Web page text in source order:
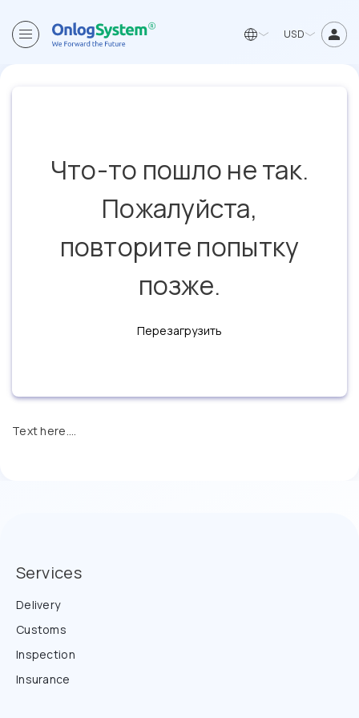
USD
Что-то пошло не так.
Пожалуйста,
повторите попытку
позже.
Перезагрузить
Text here....
Services
Delivery
Customs
Inspection
Insurance